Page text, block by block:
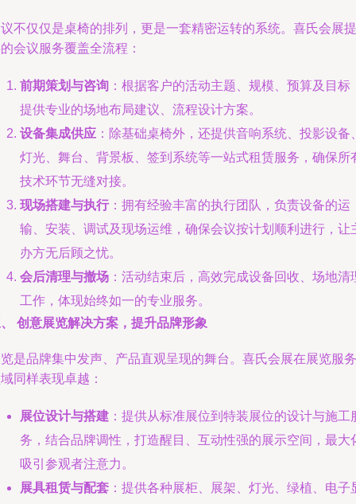
不仅仅是桌椅的排列，更是一套精密运转的系统。喜氏会展提
会议服务覆盖全流程：
前期策划与咨询 ：根据客户的活动主题、规模、预算及目标
提供专业的场地布局建议、流程设计方案。
设备集成供应 ：除基础桌椅外，还提供音响系统、投影设备
灯光、舞台、背景板、签到系统等一站式租赁服务，确保所
技术环节无缝对接。
现场搭建与执行：拥有经验丰富的执行团队，负责设备的运
输、安装、调试及现场运维，确保会议按计划顺利进行，让
办方无后顾之忧。
会后清理与撤场 ：活动结束后，高效完成设备回收、场地清
工作，体现始终如一的专业服务。
创意展览解决方案，提升品牌形象
是品牌集中发声、产品直观呈现的舞台。喜氏会展在展览服务
同样表现卓越：
展位设计与搭建 ：提供从标准展位到特装展位的设计与施工
务，结合品牌调性，打造醒目、互动性强的展示空间，最大
吸引参观者注意力。
展具租赁与配套 ：提供各种展柜、展架、灯光、绿植、电子